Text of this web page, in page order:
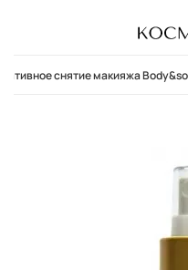
снятие макияжа